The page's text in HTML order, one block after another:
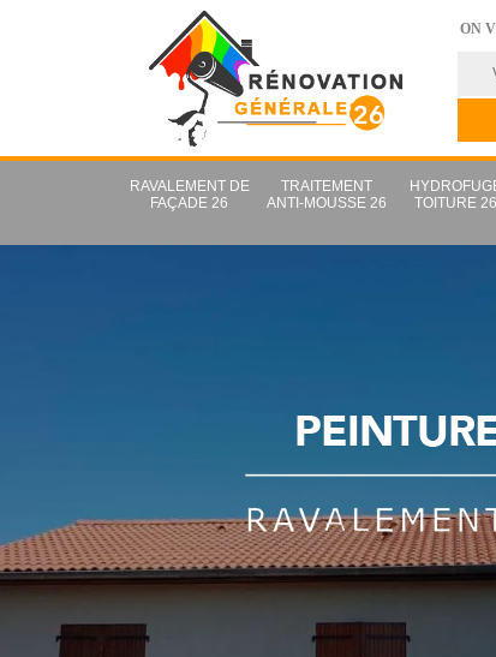
ON
RAVALEMENT DE
FAÇADE 26
TRAITEMENT
ANTI-MOUSSE 26
TOITURE 26